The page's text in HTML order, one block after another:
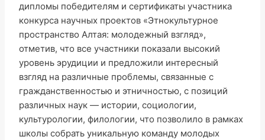
дипломы победителям и сертификаты участника
конкурса научных проектов «Этнокультурное
пространство Алтая: молодежный взгляд»,
отметив, что все участники показали высокий
уровень эрудиции и предложили интересный
взгляд на различные проблемы, связанные с
гражданственностью и этничностью, с позиций
различных наук — истории, социологии,
культурологии, филологии, что позволило в рамках
школы собрать уникальную команду молодых